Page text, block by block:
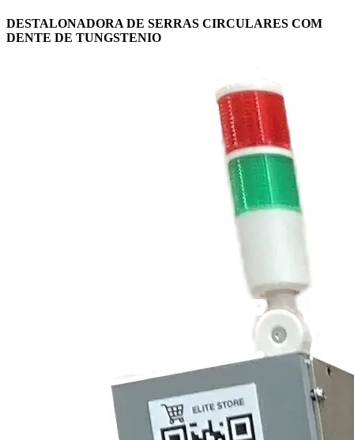
DESTALONADORA DE SERRAS CIRCULARES COM
DENTE DE TUNGSTENIO